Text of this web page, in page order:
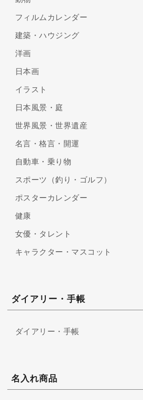
フィルムカレンダー
建築・ハウジング
洋画
日本画
イラスト
日本風景・庭
世界風景・世界遺産
名言・格言・開運
自動車・乗り物
スポーツ（釣り・ゴルフ）
ポスターカレンダー
健康
女優・タレント
キャラクター・マスコット
ダイアリー・手帳
ダイアリー・手帳
名入れ商品